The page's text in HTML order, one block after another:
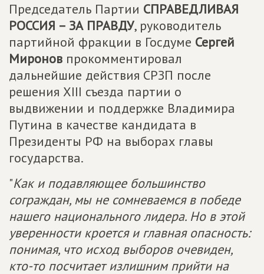
Председатель Партии СПРАВЕДЛИВАЯ
РОССИЯ – ЗА ПРАВДУ, руководитель
партийной фракции в Госдуме Сергей
Миронов прокомментировал
дальнейшие действия СРЗП после
решения XIII съезда партии о
выдвижении и поддержке Владимира
Путина в качестве кандидата в
Президенты РФ на выборах главы
государства.
"Как и подавляющее большинство
сограждан, мы не сомневаемся в победе
нашего национального лидера. Но в этой
уверенности кроется и главная опасность:
понимая, что исход выборов очевиден,
кто-то посчитает излишним прийти на